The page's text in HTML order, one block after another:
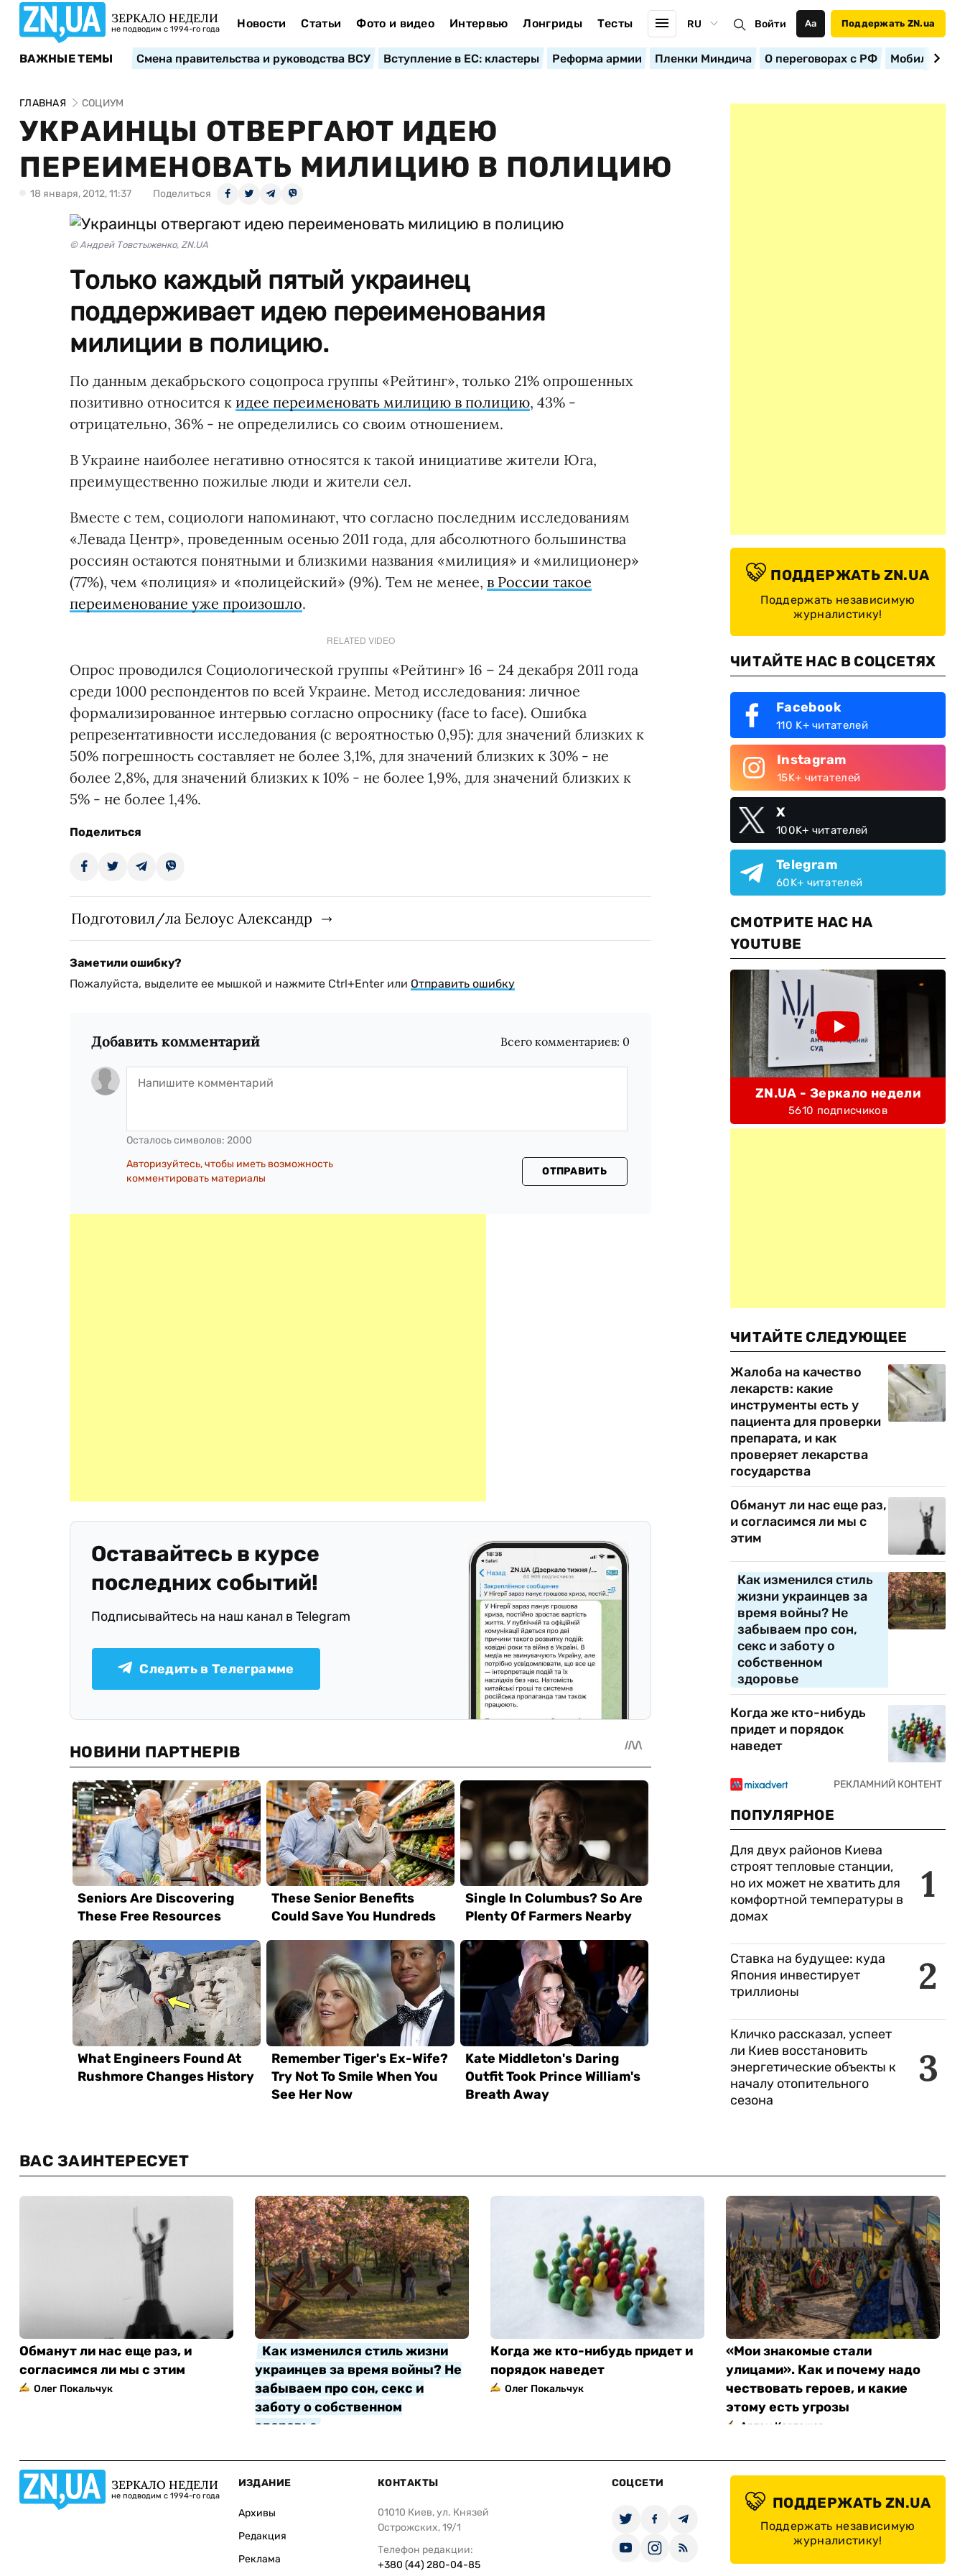
ЗЕРКАЛО НЕДЕЛИ
не подводим с 1994-го года Новости Статьи Фото и видео Интервью Лонгриды Тесты RU Войти Аа Поддержать ZN.ua
ВАЖНЫЕ ТЕМЫ Смена правительства и руководства ВСУ Вступление в ЕС: кластеры Реформа армии Пленки Миндича О переговорах с РФ
ГЛАВНАЯ СОЦИУМ
УКРАИНЦЫ ОТВЕРГАЮТ ИДЕЮ
ПЕРЕИМЕНОВАТЬ МИЛИЦИЮ В ПОЛИЦИЮ
18 января, 2012, 11:37 Поделиться
© Андрей Товстыженко, ZN.UA
Только каждый пятый украинец
поддерживает идею переименования
милиции в полицию.
По данным декабрьского соцопроса группы «Рейтинг», только 21% опрошенных
позитивно относится к идее переименовать милицию в полицию, 43% -
отрицательно, 36% - не определились со своим отношением.
В Украине наиболее негативно относятся к такой инициативе жители Юга,
преимущественно пожилые люди и жители сел.
Вместе с тем, социологи напоминают, что согласно последним исследованиям
«Левада Центр», проведенным осенью 2011 года, для абсолютного большинства
россиян остаются понятными и близкими названия «милиция» и «милиционер»
(77%), чем «полиция» и «полицейский» (9%). Тем не менее, в России такое
переименование уже произошло.
RELATED VIDEO
Опрос проводился Социологической группы «Рейтинг» 16 – 24 декабря 2011 года
среди 1000 респондентов по всей Украине. Метод исследования: личное
формализированное интервью согласно опроснику (face to face). Ошибка
репрезентативности исследования (с вероятностью 0,95): для значений близких к
50% погрешность составляет не более 3,1%, для значений близких к 30% - не
более 2,8%, для значений близких к 10% - не более 1,9%, для значений близких к
5% - не более 1,4%.
Поделиться
Подготовил/ла Белоус Александр
Заметили ошибку?
Пожалуйста, выделите ее мышкой и нажмите Ctrl+Enter или Отправить ошибку
Добавить комментарий Всего комментариев: 0
Осталось символов: 2000
Авторизуйтесь, чтобы иметь возможность
комментировать материалы
ОТПРАВИТЬ
Оставайтесь в курсе
последних событий!
Подписывайтесь на наш канал в Telegram
Следить в Телеграмме
ПОДДЕРЖАТЬ ZN.UA
Поддержать независимую
журналистику!
ЧИТАЙТЕ НАС В СОЦСЕТЯХ
Facebook
110 K+ читателей
Instagram
15K+ читателей
X
100K+ читателей
Telegram
60K+ читателей
СМОТРИТЕ НАС НА
YOUTUBE
ZN.UA - Зеркало недели
5610 подписчиков
ЧИТАЙТЕ СЛЕДУЮЩЕЕ
Жалоба на качество
лекарств: какие
инструменты есть у
пациента для проверки
препарата, и как
проверяет лекарства
государства
Обманут ли нас еще раз,
и согласимся ли мы с
этим
Как изменился стиль
жизни украинцев за
время войны? Не
забываем про сон,
секс и заботу о
собственном
здоровье
Когда же кто-нибудь
придет и порядок
наведет
ПОПУЛЯРНОЕ
1
Для двух районов Киева
строят тепловые станции,
но их может не хватить для
комфортной температуры в
домах
2
Ставка на будущее: куда
Япония инвестирует
триллионы
3
Кличко рассказал, успеет
ли Киев восстановить
энергетические объекты к
началу отопительного
сезона
ВАС ЗАИНТЕРЕСУЕТ
Обманут ли нас еще раз, и
согласимся ли мы с этим
Олег Покальчук
Как изменился стиль жизни
украинцев за время войны? Не
забываем про сон, секс и
заботу о собственном
здоровье
Когда же кто-нибудь придет и
порядок наведет
Олег Покальчук
«Мои знакомые стали
улицами». Как и почему надо
чествовать героев, и какие
этому есть угрозы
Артем Карташов
ЗЕРКАЛО НЕДЕЛИ
не подводим с 1994-го года
ИЗДАНИЕ
Архивы
Редакция
Реклама
КОНТАКТЫ
01010 Киев, ул. Князей
Острожских, 19/1
Телефон редакции:
+380 (44) 280-04-85
СОЦСЕТИ
ПОДДЕРЖАТЬ ZN.UA
Поддержать независимую
журналистику!